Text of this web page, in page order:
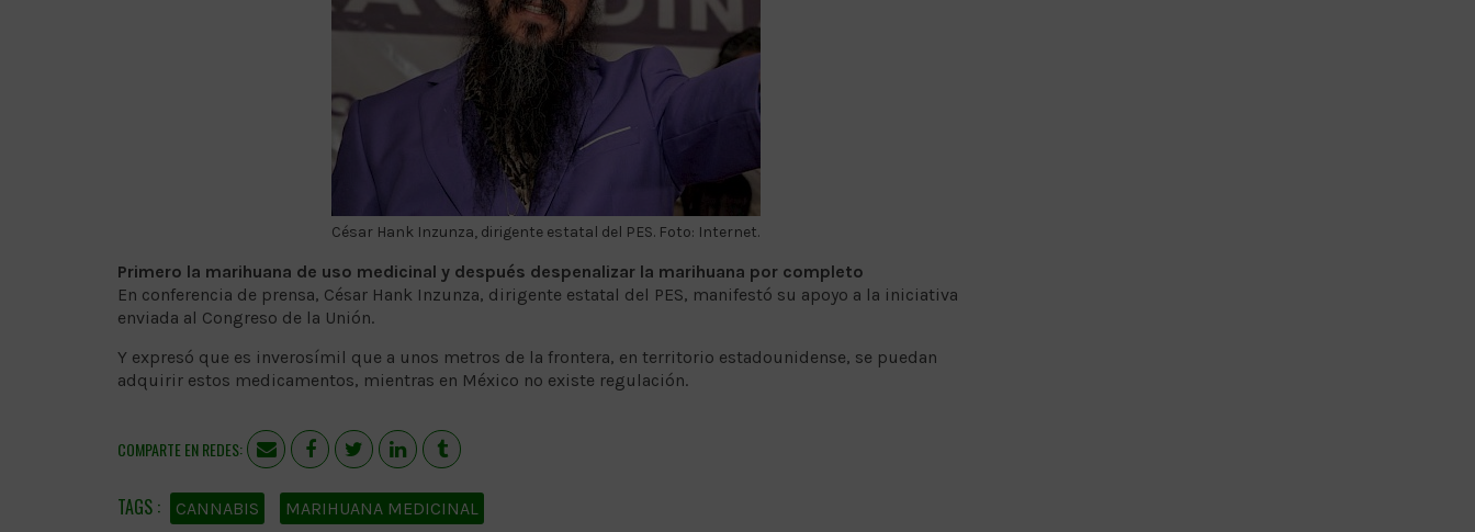
César Hank Inzunza, dirigente estatal del PES. Foto: Internet.
Primero la marihuana de uso medicinal y después despenalizar la marihuana por completo
En conferencia de prensa, César Hank Inzunza, dirigente estatal del PES, manifestó su apoyo a la iniciativa
enviada al Congreso de la Unión.
Y expresó que es inverosímil que a unos metros de la frontera, en territorio estadounidense, se puedan
adquirir estos medicamentos, mientras en México no existe regulación.
COMPARTE EN REDES:
CANNABIS MARIHUANA MEDICINAL